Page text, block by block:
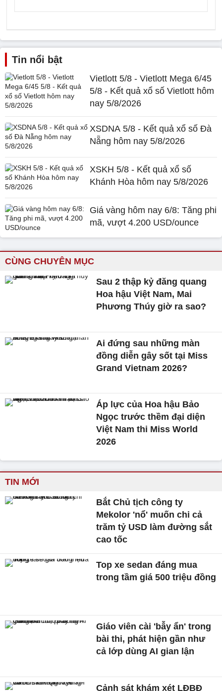
Tin nổi bật
Vietlott 5/8 - Vietlott Mega 6/45
5/8 - Kết quả xổ số Vietlott hôm
nay 5/8/2026
XSDNA 5/8 - Kết quả xổ số Đà
Nẵng hôm nay 5/8/2026
XSKH 5/8 - Kết quả xổ số
Khánh Hòa hôm nay 5/8/2026
Giá vàng hôm nay 6/8: Tăng phi
mã, vượt 4.200 USD/ounce
CÙNG CHUYÊN MỤC
Sau 2 thập kỷ đăng quang
Hoa hậu Việt Nam, Mai
Phương Thúy giờ ra sao?
Ai đứng sau những màn
đồng diễn gây sốt tại Miss
Grand Vietnam 2026?
Áp lực của Hoa hậu Bảo
Ngọc trước thềm đại diện
Việt Nam thi Miss World
2026
TIN MỚI
Bắt Chủ tịch công ty
Mekolor 'nổ' muốn chi cả
trăm tỷ USD làm đường sắt
cao tốc
Top xe sedan đáng mua
trong tầm giá 500 triệu đồng
Giáo viên cài 'bẫy ẩn' trong
bài thi, phát hiện gần như
cả lớp dùng AI gian lận
Cảnh sát khám xét LĐBĐ